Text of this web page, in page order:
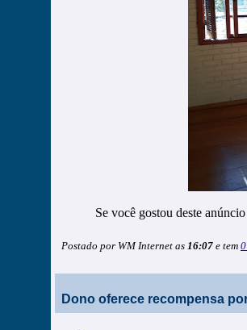
Se você gostou deste
Postado por WM Internet as 16:07 e tem
Dono oferece recompensa